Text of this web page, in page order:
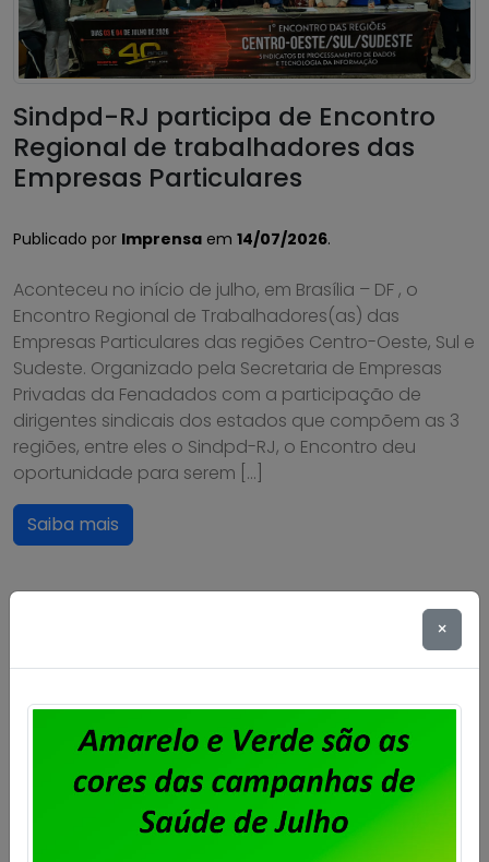
Sindpd-RJ participa de Encontro
Regional de trabalhadores das
Empresas Particulares
Publicado por Imprensa em 14/07/2026.
Aconteceu no início de julho, em Brasília – DF , o
Encontro Regional de Trabalhadores(as) das
Empresas Particulares das regiões Centro-Oeste, Sul e
Sudeste. Organizado pela Secretaria de Empresas
Privadas da Fenadados com a participação de
dirigentes sindicais dos estados que compõem as 3
regiões, entre eles o Sindpd-RJ, o Encontro deu
oportunidade para serem […]
Saiba mais
×